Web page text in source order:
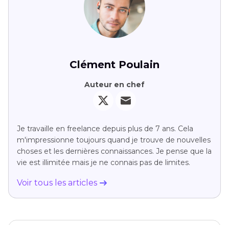
Clément Poulain
Auteur en chef
Je travaille en freelance depuis plus de 7 ans. Cela
m'impressionne toujours quand je trouve de nouvelles
choses et les dernières connaissances. Je pense que la
vie est illimitée mais je ne connais pas de limites.
Voir tous les articles